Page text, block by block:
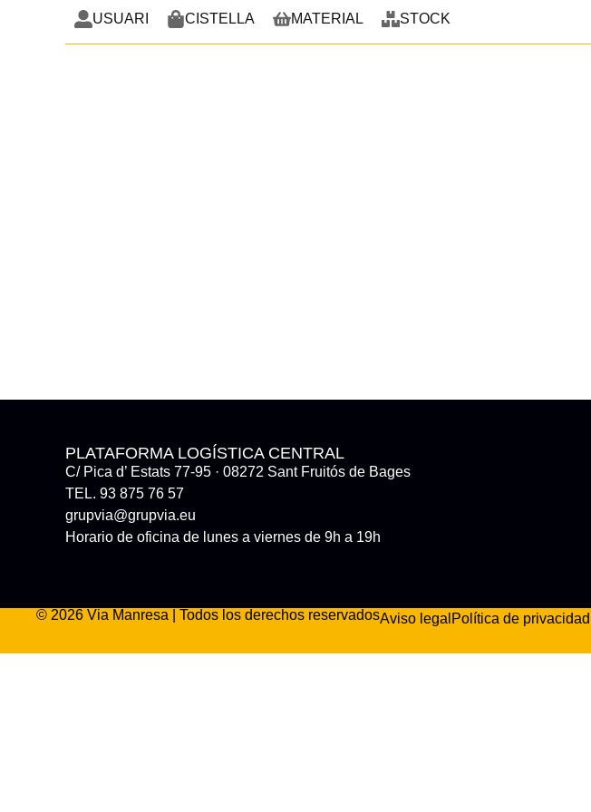
USUARI CISTELLA MATERIAL STOCK
PLATAFORMA LOGÍSTICA CENTRAL
C/ Pica d’ Estats 77-95 · 08272 Sant Fruitós de Bages
TEL. 93 875 76 57
grupvia@grupvia.eu
Horario de oficina de lunes a viernes de 9h a 19h
© 2026 Via Manresa | Todos los derechos reservadosAviso legal Política de privacidad